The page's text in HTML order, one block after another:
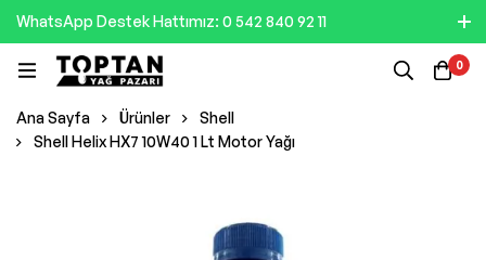
WhatsApp Destek Hattımız: 0 542 840 92 11
0
Ana Sayfa Ürünler
Shell
Shell Helix HX7 10W40 1 Lt Motor Yağı